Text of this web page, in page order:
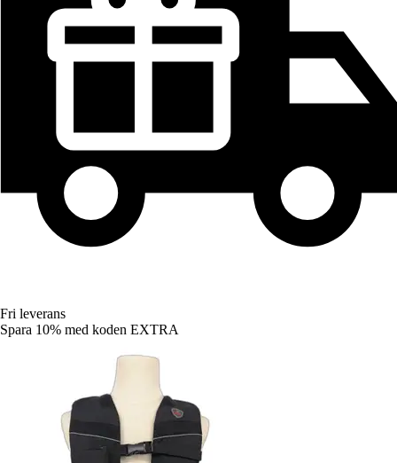
Fri leverans
Spara 10% med koden EXTRA